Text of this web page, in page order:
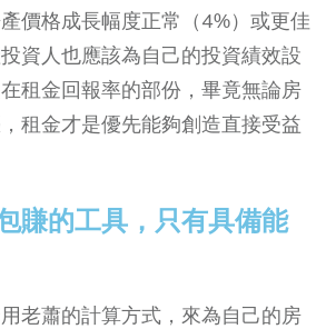
價格成長幅度正常（4%）或更佳
資人也應該為自己的投資績效設
租金回報率的部份，畢竟無論房
租金才是優先能夠創造直接受益
賺的工具，只有具備能
老蕭的計算方式，來為自己的房